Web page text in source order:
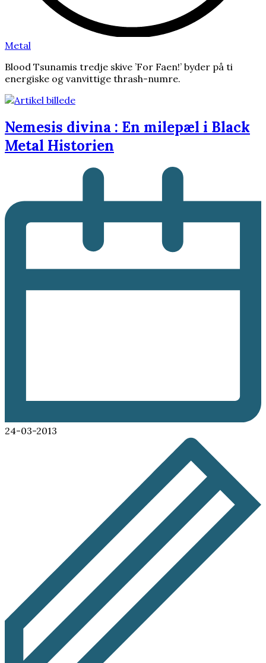
Metal
Blood Tsunamis tredje skive ’For Faen!’ byder på ti
energiske og vanvittige thrash-numre.
Nemesis divina : En milepæl i Black
Metal Historien
24-03-2013